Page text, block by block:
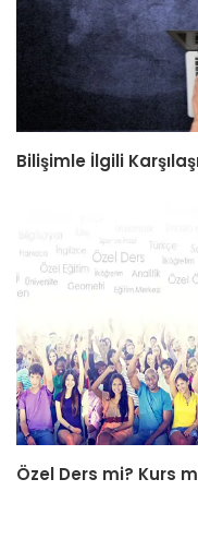
Bilişimle İlgili
Özel Ders mi? Kurs